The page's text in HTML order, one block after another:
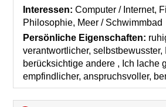
Interessen: Computer / Internet,
Philosophie, Meer / Schwimmbad
Persönliche Eigenschaften:
verantwortlicher, selbstbewusster,
berücksichtige andere , Ich lache
empfindlicher, anspruchsvoller,